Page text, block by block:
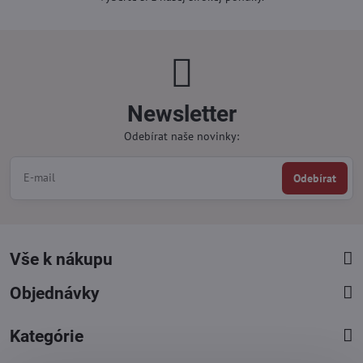
Newsletter
Odebírat naše novinky:
Odebírat
Vše k nákupu
Objednávky
Kategórie